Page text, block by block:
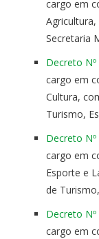
cargo em
Secretaria
Decreto
cargo em
Cultura,
Turismo,
Decreto
cargo em
Esporte e
de
Decreto
cargo em